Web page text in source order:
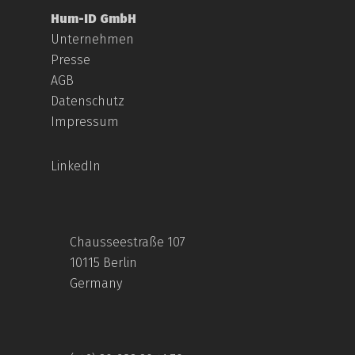
Hum-ID GmbH
Unternehmen
Presse
AGB
Datenschutz
Impressum
LinkedIn
Chausseestraße 107
10115 Berlin
Germany